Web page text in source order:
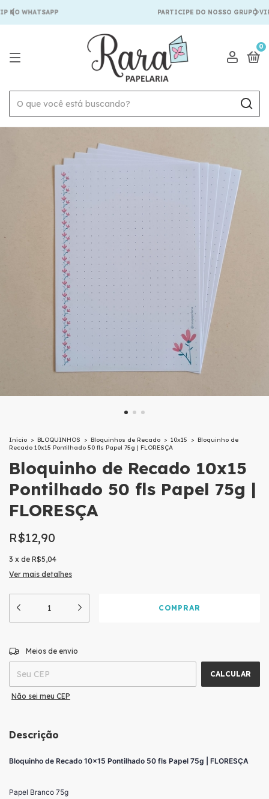
NO WHATSAPP PARTICIPE DO NOSSO GRUPO VIP
0
Início > BLOQUINHOS > Bloquinhos de Recado > 10x15 > Bloquinho de
Recado 10x15 Pontilhado 50 fls Papel 75g | FLORESÇA
Bloquinho de Recado 10x15
Pontilhado 50 fls Papel 75g |
FLORESÇA
R$12,90
3 x de R$5,04
Ver mais detalhes
Entregas para o CEP:
Meios de envio
CALCULAR
Não sei meu CEP
Descrição
Bloquinho de Recado 10x15 Pontilhado 50 fls Papel 75g | FLORESÇA
Papel Branco 75g